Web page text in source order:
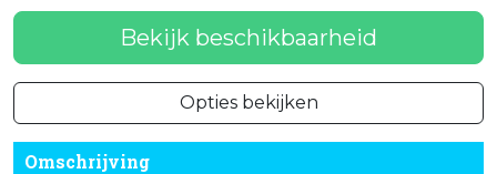
Bekijk beschikbaarheid
Opties bekijken
Omschrijving